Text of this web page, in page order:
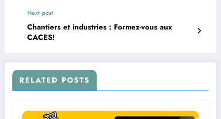
Next post
Chantiers et industries : Formez-vous aux
CACES!
RELATED POSTS